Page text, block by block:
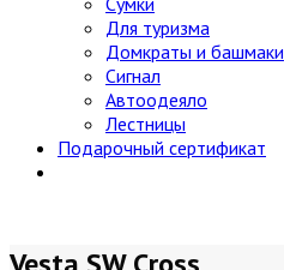
Для туризма
Домкраты и башмаки
Сигнал
Автоодеяло
Лестницы
Подарочный сертификат